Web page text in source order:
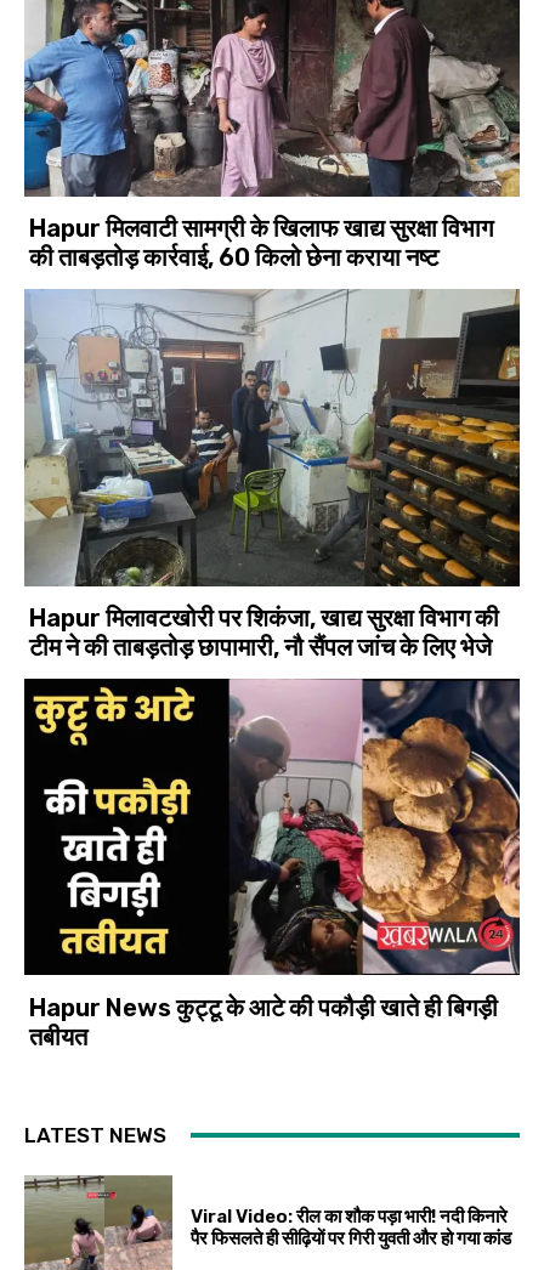
Hapur मिलवाटी सामग्री के खिलाफ खाद्य सुरक्षा विभाग
की ताबड़तोड़ कार्रवाई, 60 किलो छेना कराया नष्ट
Hapur मिलावटखोरी पर शिकंजा, खाद्य सुरक्षा विभाग की
टीम ने की ताबड़तोड़ छापामारी, नौ सैंपल जांच के लिए भेजे
Hapur News कुट्टू के आटे की पकौड़ी खाते ही बिगड़ी
तबीयत
LATEST NEWS
Viral Video: रील का शौक पड़ा भारी! नदी किनारे
पैर फिसलते ही सीढ़ियों पर गिरी युवती और हो गया कांड